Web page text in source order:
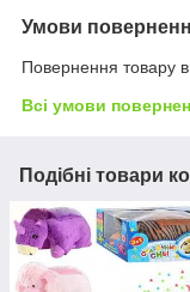
Умови
Повернення товару
Всі умови
Подібні товари